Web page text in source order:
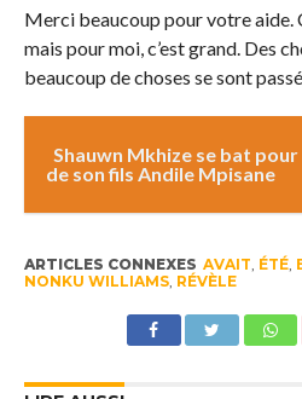
Merci beaucoup pour votre
mais pour moi, c’est grand. Des
beaucoup de choses se sont
Shauwn Mkhize se bat
de son fils Andile Mpisane
ARTICLES CONNEXES AVAIT, ÉTÉ,
NONKU WILLIAMS, RÉVÈLE